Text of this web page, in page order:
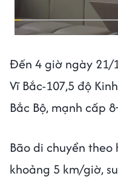
Đến 4 giờ ngày 21/
Vĩ Bắc-107,5 độ
Bắc Bộ, mạnh cấp
Bão di chuyển
khoảng 5 km/giờ,